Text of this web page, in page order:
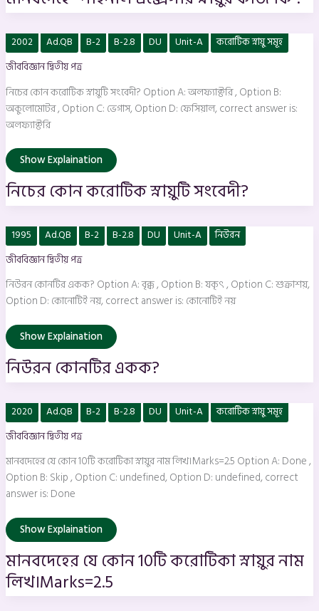
2002 Ad.QB B-2 B-2.8 DU Unit-A
করোটিক স্নায়ু সমূহ
জীববিজ্ঞান দ্বিতীয় পত্র
নিচের কোন করোটিক স্নায়ুটি সংবেদী? Option A: অলফ্যাক্টরি , Option B:
অকুলোমোটর , Option C: ভেগাস, Option D: ফেসিয়াল, correct answer is:
অলফ্যাক্টরি
নিচের
কোন
করোটিক
স্নায়ুটি
Show Explaination
নিচের কোন করোটিক স্নায়ুটি সংবেদী?
1995 Ad.QB B-2 B-2.8 DU Unit-A
নিউরন
জীববিজ্ঞান দ্বিতীয় পত্র
নিউরন কোনটির একক? Option A: বৃক্ক , Option B: যকৃৎ , Option C: শুক্রাশয়,
Option D: কোনোটিই নয়, correct answer is: কোনোটিই নয়
নিউরন
কোনটির
একক?
Show Explaination
নিউরন কোনটির একক?
2020 Ad.QB B-2 B-2.8 DU Unit-A
করোটিক স্নায়ু সমূহ
জীববিজ্ঞান দ্বিতীয় পত্র
মানবদেহের যে কোন 10টি করোটিকা স্নায়ুর নাম লিখ।Marks=2.5 Option A: Done ,
Option B: Skip , Option C: undefined, Option D: undefined, correct
answer is: Done
মানবদেহের
যে
কোন
10টি
স্নায়ুর
নাম
লিখ।
Marks=2.5
Show Explaination
মানবদেহের যে কোন 10টি করোটিকা স্নায়ুর নাম
লিখ।Marks=2.5